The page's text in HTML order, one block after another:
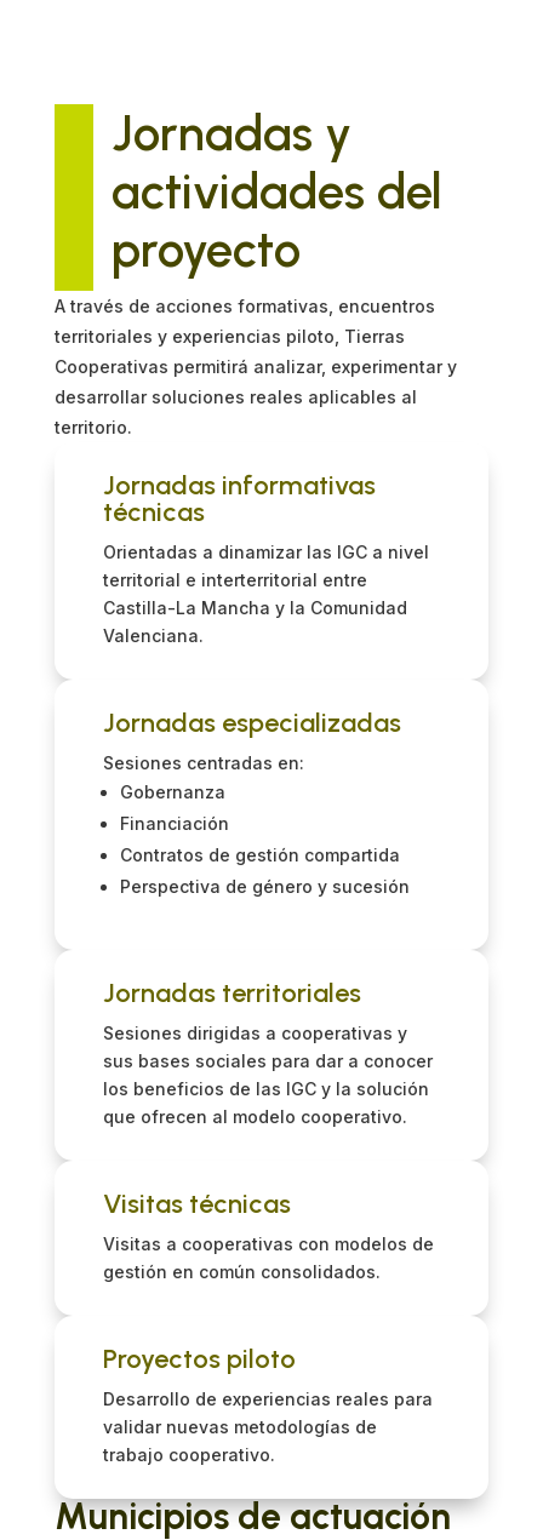
Jornadas y
actividades del
proyecto
A través de acciones formativas, encuentros
territoriales y experiencias piloto, Tierras
Cooperativas permitirá analizar, experimentar y
desarrollar soluciones reales aplicables al
territorio.
Jornadas informativas
técnicas
Orientadas a dinamizar las IGC a nivel
territorial e interterritorial entre
Castilla-La Mancha y la Comunidad
Valenciana.
Jornadas especializadas
Sesiones centradas en:
Gobernanza
Financiación
Contratos de gestión compartida
Perspectiva de género y sucesión
Jornadas territoriales
Sesiones dirigidas a cooperativas y
sus bases sociales para dar a conocer
los beneficios de las IGC y la solución
que ofrecen al modelo cooperativo.
Visitas técnicas
Visitas a cooperativas con modelos de
gestión en común consolidados.
Proyectos piloto
Desarrollo de experiencias reales para
validar nuevas metodologías de
trabajo cooperativo.
Municipios de actuación